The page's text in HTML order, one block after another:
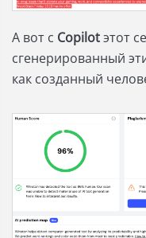
А вот с Copilotэтот
сгенерированный
как созданный